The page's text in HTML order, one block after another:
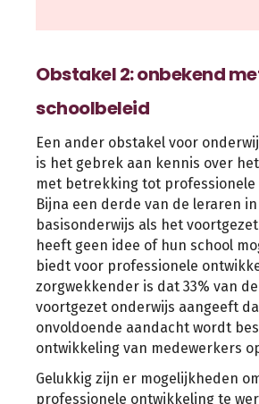
Obstakel 2: onbekend
schoolbeleid
Een ander obstakel voor
is het gebrek aan kennis over
met betrekking tot professionele
Bijna een derde van de leraren
basisonderwijs als het
heeft geen idee of hun school
biedt voor professionele
zorgwekkender is dat 33% van
voortgezet onderwijs aangeeft
onvoldoende aandacht wordt
ontwikkeling van medewerkers
Gelukkig zijn er mogelijkheden
professionele ontwikkeling te